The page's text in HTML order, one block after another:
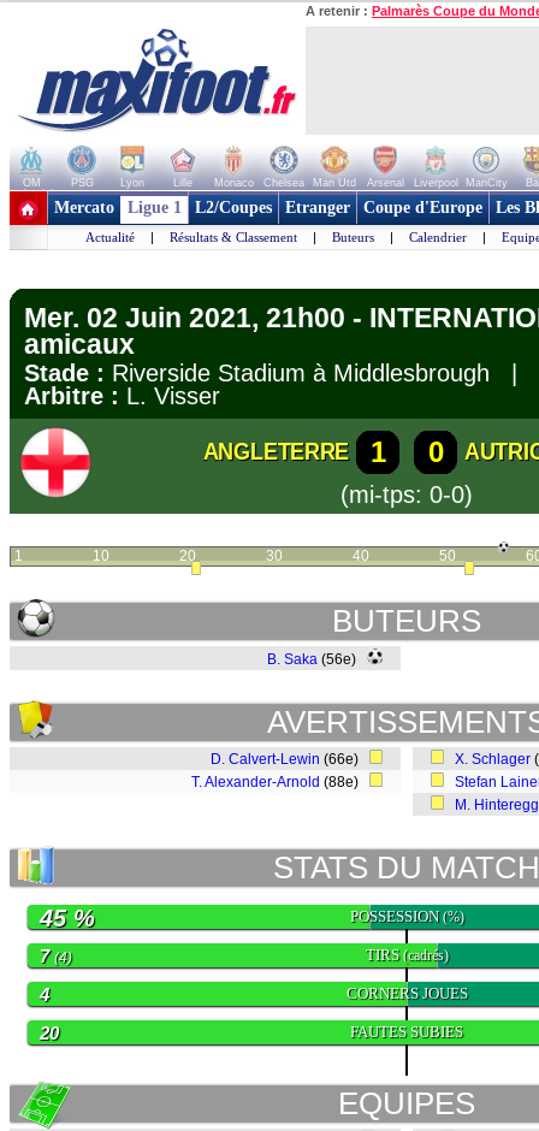
A retenir : Palmarès Coupe du
OM PSG Lyon Lille Monaco Chelsea Man Utd Arsenal Liverpool ManCity
+ de clubs
Mercato Ligue 1 L2/Coupes Etranger Coupe d'Europe Les
Actualité | Résultats & Classement | Buteurs | Calendrier |
Mer. 02 Juin 2021, 21h00 -
amicaux
Stade : Riverside Stadium à Middlesbrough |
Arbitre : L. Visser
ANGLETERRE 1 0
(mi-tps: 0-0)
1 10 20 30 40 50
BUTEURS
B. Saka (56e)
D. Calvert-Lewin (66e)
T. Alexander-Arnold (88e)
X. Schlager
Stefan
M.
STATS DU MATCH
POSSESSION(%)
45 %
TIRS(cadrés)
7(4)
CORNERS JOUES
4
FAUTES SUBIES
20
EQUIPES